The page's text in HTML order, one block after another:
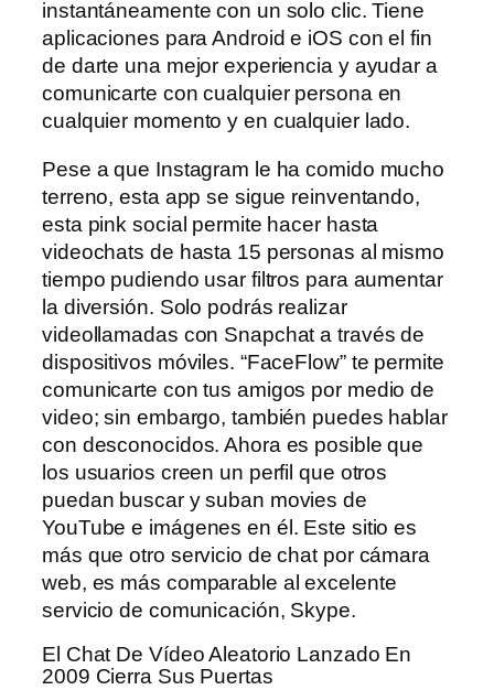
instantáneamente con un solo clic. Tiene
aplicaciones para Android e iOS con el fin
de darte una mejor experiencia y ayudar a
comunicarte con cualquier persona en
cualquier momento y en cualquier lado.
Pese a que Instagram le ha comido mucho
terreno, esta app se sigue reinventando,
esta pink social permite hacer hasta
videochats de hasta 15 personas al mismo
tiempo pudiendo usar filtros para aumentar
la diversión. Solo podrás realizar
videollamadas con Snapchat a través de
dispositivos móviles. “FaceFlow” te permite
comunicarte con tus amigos por medio de
video; sin embargo, también puedes hablar
con desconocidos. Ahora es posible que
los usuarios creen un perfil que otros
puedan buscar y suban movies de
YouTube e imágenes en él. Este sitio es
más que otro servicio de chat por cámara
web, es más comparable al excelente
servicio de comunicación, Skype.
El Chat De Vídeo Aleatorio Lanzado En
2009 Cierra Sus Puertas